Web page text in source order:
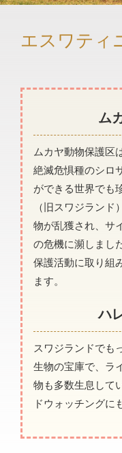
エスワティ
ム
ムカヤ動物保護区
絶滅危惧種のシロ
ができる世界でも
（旧スワジラン
物が乱獲され、サ
の危機に瀕しまし
保護活動に取り組
ます。
ハ
スワジランドでも
生物の宝庫で、ラ
物も多数生息して
ドウォッチングに